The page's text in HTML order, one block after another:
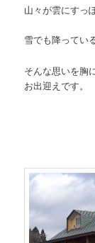
山々が雲にすっ
雪でも降ってい
そんな思いを胸
お出迎えです。